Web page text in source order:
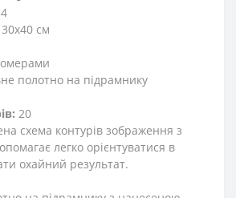
30x40 см
полотно на підрамнику
20
схема контурів зображення з
легко орієнтуватися в
охайний результат.